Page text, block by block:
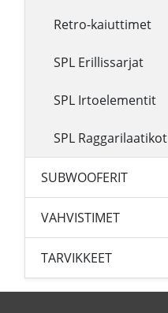
Retro-kaiuttimet
SPL Erillissarjat
SPL Irtoelementit
SPL Raggarilaatikot
SUBWOOFERIT
VAHVISTIMET
TARVIKKEET